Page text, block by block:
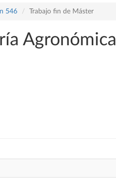
546 Trabajo fin de Máster
Agronómica